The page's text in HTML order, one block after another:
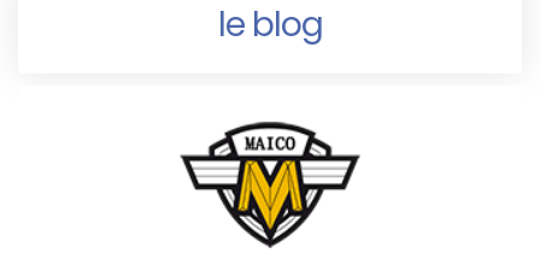
le blog